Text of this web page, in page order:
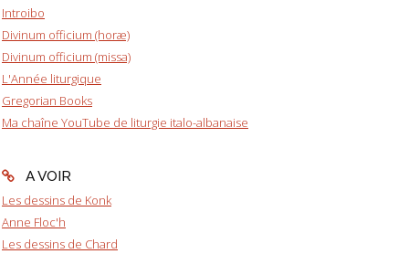
Introibo
Divinum officium (horæ)
Divinum officium (missa)
L'Année liturgique
Gregorian Books
Ma chaîne YouTube de liturgie italo-albanaise
A VOIR
Les dessins de Konk
Anne Floc'h
Les dessins de Chard